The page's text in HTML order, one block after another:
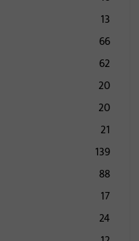
13
66
62
20
20
21
139
88
17
24